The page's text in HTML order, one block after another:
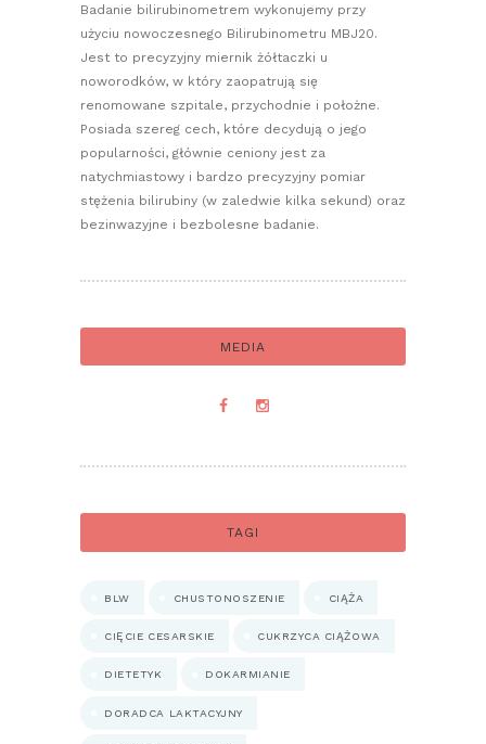
Badanie bilirubinometrem wykonujemy przy
użyciu nowoczesnego Bilirubinometru MBJ20.
Jest to precyzyjny miernik żółtaczki u
noworodków, w który zaopatrują się
renomowane szpitale, przychodnie i położne.
Posiada szereg cech, które decydują o jego
popularności, głównie ceniony jest za
natychmiastowy i bardzo precyzyjny pomiar
stężenia bilirubiny (w zaledwie kilka sekund) oraz
bezinwazyjne i bezbolesne badanie.
MEDIA
TAGI
BLW CHUSTONOSZENIE CIĄŻA
CIĘCIE CESARSKIE CUKRZYCA CIĄŻOWA
DIETETYK DOKARMIANIE
DORADCA LAKTACYJNY